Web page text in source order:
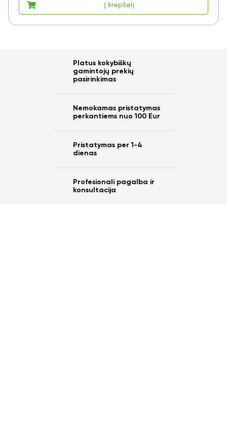
Į krepšelį
Platus kokybiškų
gamintojų prekių
pasirinkimas
Nemokamas pristatymas
perkantiems nuo 100 Eur
Pristatymas per 1-4
dienas
Profesionali pagalba ir
konsultacija